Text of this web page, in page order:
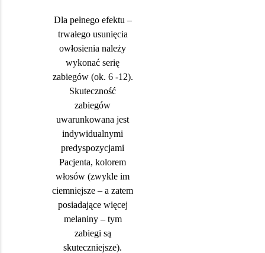
Dla pełnego efektu –
trwałego usunięcia
owłosienia należy
wykonać serię
zabiegów (ok. 6 -12).
Skuteczność
zabiegów
uwarunkowana jest
indywidualnymi
predyspozycjami
Pacjenta, kolorem
włosów (zwykle im
ciemniejsze – a zatem
posiadające więcej
melaniny – tym
zabiegi są
skuteczniejsze).